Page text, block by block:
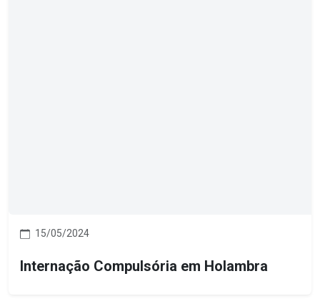
15/05/2024
Internação Compulsória em Holambra